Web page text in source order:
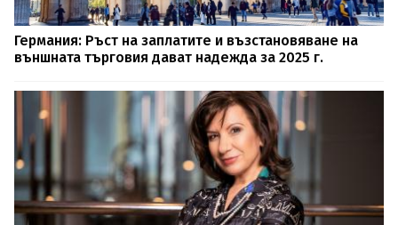
Германия: Ръст на заплатите и възстановяване на
външната търговия дават надежда за 2025 г.